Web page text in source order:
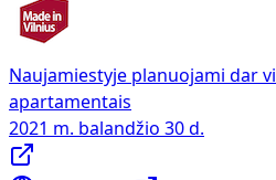
Naujamiestyje planuojami dar
apartamentais
2021 m. balandžio 30 d.